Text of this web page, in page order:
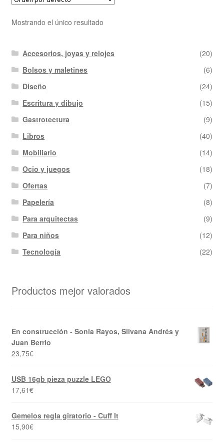
Mostrando el único resultado
Accesorios, joyas y relojes
(20)
Bolsos y maletines
(6)
Diseño
(24)
Escritura y dibujo
(15)
Gastrotectura
(9)
Libros
(40)
Mobiliario
(14)
Ocio y juegos
(18)
Ofertas
(7)
Papelería
(8)
Para arquitectas
(9)
Para niños
(12)
Tecnología
(22)
Productos mejor valorados
En construcción - Sonia Rayos, Silvana Andrés y
Juan Berrio
23,75€
USB 16gb pieza puzzle LEGO
17,61€
Gemelos regla giratorio - Cuff It
15,90€